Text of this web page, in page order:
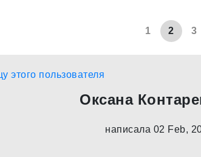
1 2 3
Оксана
написала 02 Feb,